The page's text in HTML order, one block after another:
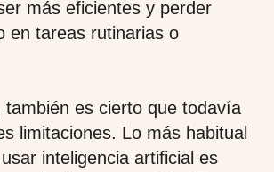
más eficientes y perder
en tareas rutinarias o
también es cierto que todavía
limitaciones. Lo más habitual
inteligencia artificial es